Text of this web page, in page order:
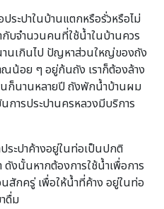
ระปาในบ้านแตกหรือรั่วหรือไม่
บจำนวนคนที่ใช้น้ำในบ้านควร
านเกินไป ปัญหาส่วนใหญ่ของถัง
น้อย ๆ อยู่ก้นถัง เราก็ต้องล้าง
นก็นานหลายปี ถังพักน้ำบ้านผม
การประปานครหลวงมีบริการ
ระปาค้างอยู่ในท่อเป็นปกติ
ดังนั้นหากต้องการใช้น้ำเพื่อการ
สักครู่ เพื่อให้น้ำที่ค้าง อยู่ในท่อ
ดื่ม